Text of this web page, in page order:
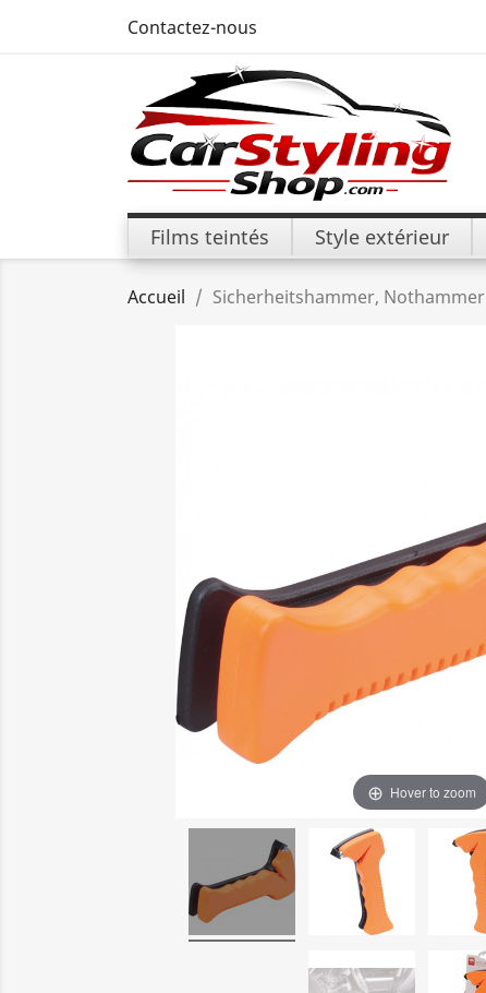
Contactez-nous
Films teintés Style extérieur
Accueil Sicherheitshammer, Nothammer
Hover to zoom